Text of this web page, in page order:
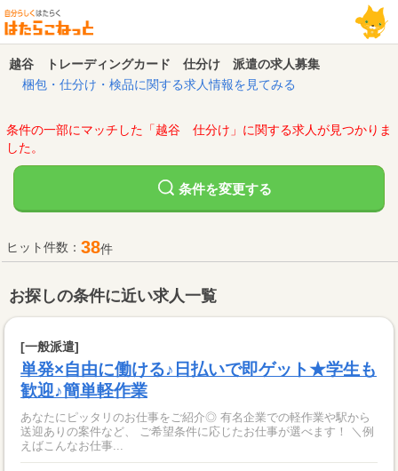
越谷 トレーディングカード 仕分け 派遣の求人募集
梱包・仕分け・検品に関する求人情報を見てみる
条件の一部にマッチした「越谷 仕分け」に関する求人が見つかりま
した。
条件を変更する
ヒット件数： 38件
お探しの条件に近い求人一覧
[一般派遣]
単発×自由に働ける♪日払いで即ゲット★学生も
歓迎♪簡単軽作業
あなたにピッタリのお仕事をご紹介◎ 有名企業での軽作業や駅から
送迎ありの案件など、 ご希望条件に応じたお仕事が選べます！ ＼例
えばこんなお仕事...